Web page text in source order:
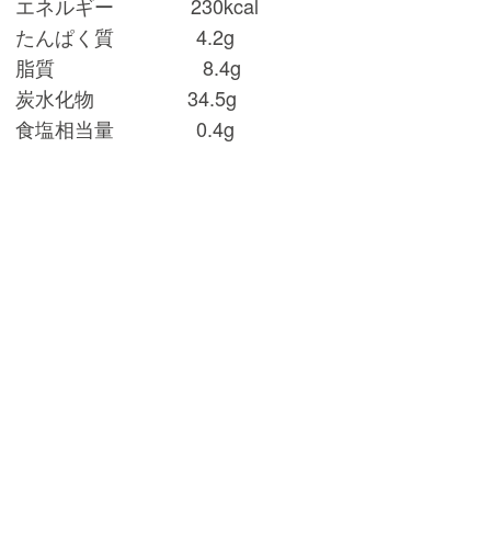
たんぱく質 4.2g
脂質 8.4g
炭水化物 34.5g
食塩相当量 0.4g